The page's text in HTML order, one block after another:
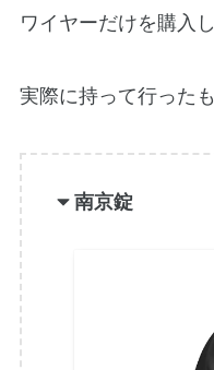
ワイヤーだけを購入
実際に持って行った
南京錠